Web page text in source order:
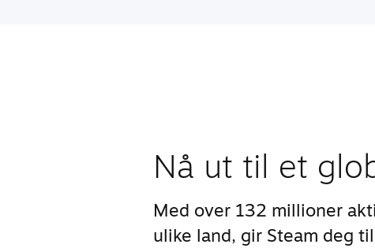
Nå ut til et
Med over 132 millioner
ulike land, gir Steam deg